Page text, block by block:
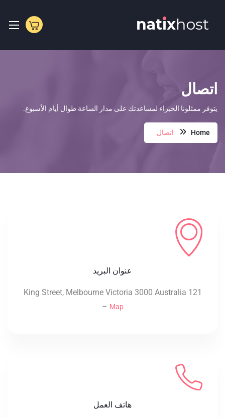
اتصال
يتوفر ممثلونا الخبراء لمساعدتك على مدار الساعة طوال أيام الأسبوع.
Home اتصال
عنوان البريد
121 King Street, Melbourne Victoria 3000 Australia
– Map
هاتف العمل